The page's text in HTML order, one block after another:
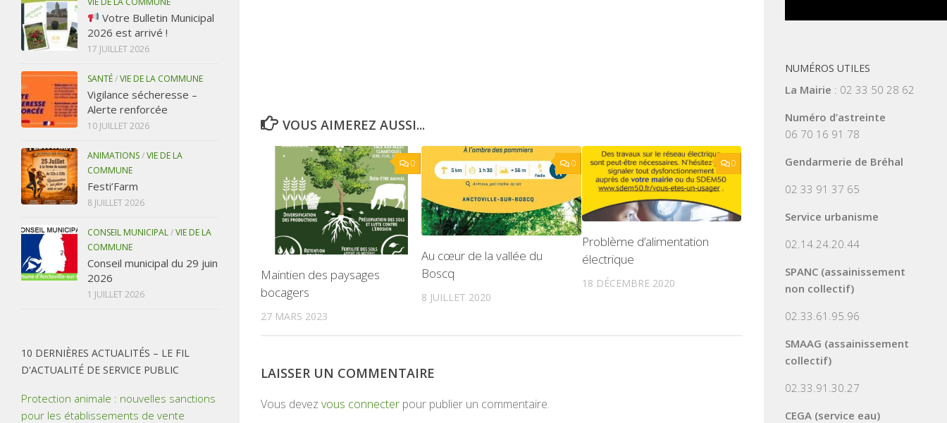
VOUS AIMEREZ AUSSI...
0
Maintien des paysages
bocagers
27 MARS 2023
0
Au cœur de la vallée du
Boscq
8 JUILLET 2020
0
Problème d’alimentation
électrique
18 DÉCEMBRE 2020
LAISSER UN COMMENTAIRE
Vous devez vous connecter pour publier un commentaire.
Votre Bulletin Municipal
2026 est arrivé !
17 JUILLET 2026
SANTÉ/VIE DE LA COMMUNE
Vigilance sécheresse –
Alerte renforcée
10 JUILLET 2026
ANIMATIONS/VIE DE LA
COMMUNE
Festi’Farm
8 JUILLET 2026
CONSEIL MUNICIPAL/VIE DE LA
COMMUNE
Conseil municipal du 29 juin
2026
1 JUILLET 2026
10 DERNIÈRES ACTUALITÉS – LE FIL
D'ACTUALITÉ DE SERVICE PUBLIC
Protection animale : nouvelles sanctions
pour les établissements de vente
NUMÉROS UTILES
La Mairie : 02 33 50 28 62
Numéro d’astreinte
06 70 16 91 78
Gendarmerie de Bréhal
02 33 91 37 65
Service urbanisme
02.14.24.20.44
SPANC (assainissement
non collectif)
02.33.61.95.96
SMAAG (assainissement
collectif)
02.33.91.30.27
CEGA (service eau)